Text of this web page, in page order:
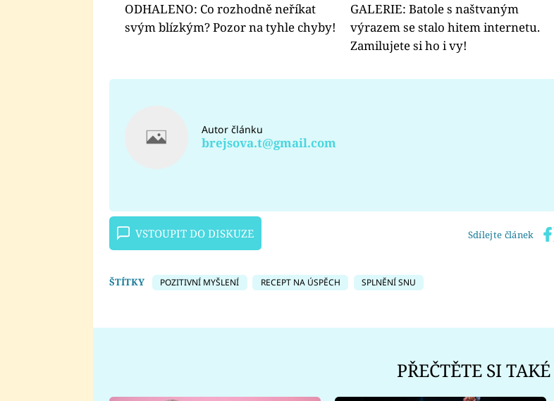
ODHALENO: Co rozhodně neříkat
svým blízkým? Pozor na tyhle chyby!
GALERIE: Batole s naštvaným
výrazem se stalo hitem internetu.
Zamilujete si ho i vy!
Autor článku
brejsova.t@gmail.com
VSTOUPIT DO DISKUZE Sdílejte článek
ŠTÍTKY POZITIVNÍ MYŠLENÍ RECEPT NA ÚSPĚCH SPLNĚNÍ SNU
PŘEČTĚTE SI TAKÉ